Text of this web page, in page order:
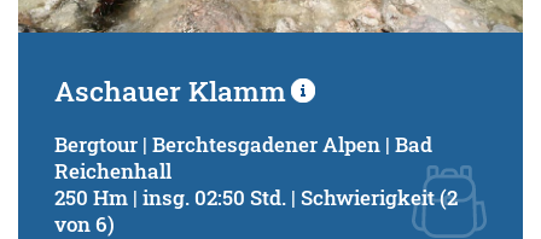
Aschauer Klamm
Bergtour | Berchtesgadener Alpen | Bad
Reichenhall
250 Hm | insg. 02:50 Std. | Schwierigkeit (2
von 6)